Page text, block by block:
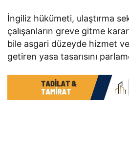
İngiliz hükümeti, ulaştırma
çalışanların greve gitme
bile asgari düzeyde hizmet
getiren yasa tasarısını